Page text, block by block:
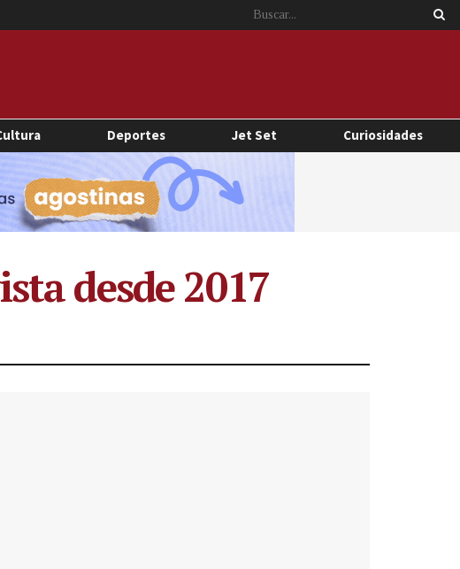
Deportes Jet Set Curiosidades
desde 2017